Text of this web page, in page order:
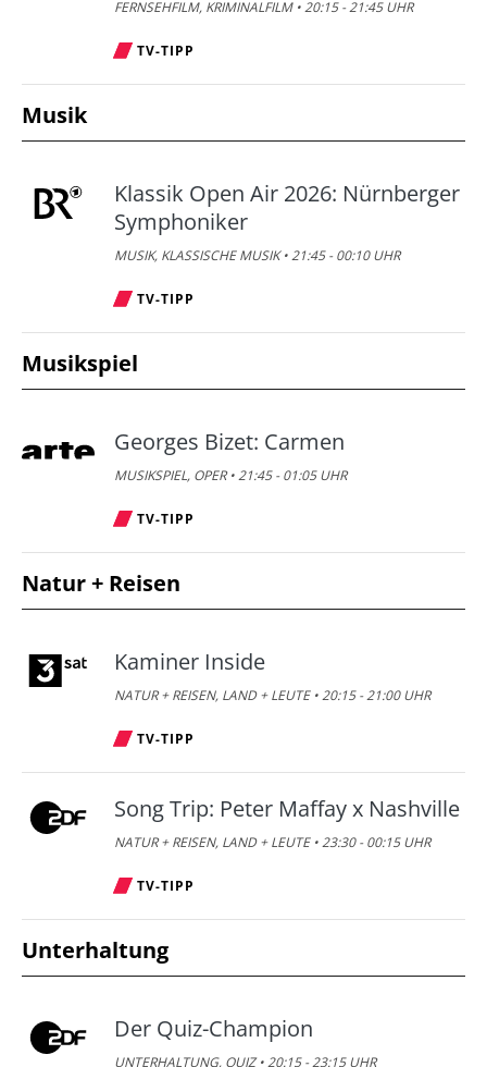
FERNSEHFILM, KRIMINALFILM • 20:15 - 21:45 UHR
TV-TIPP
Musik
Klassik Open Air 2026: Nürnberger
Symphoniker
MUSIK, KLASSISCHE MUSIK • 21:45 - 00:10 UHR
TV-TIPP
Musikspiel
Georges Bizet: Carmen
MUSIKSPIEL, OPER • 21:45 - 01:05 UHR
TV-TIPP
Natur + Reisen
Kaminer Inside
NATUR + REISEN, LAND + LEUTE • 20:15 - 21:00 UHR
TV-TIPP
Song Trip: Peter Maffay x Nashville
NATUR + REISEN, LAND + LEUTE • 23:30 - 00:15 UHR
TV-TIPP
Unterhaltung
Der Quiz-Champion
UNTERHALTUNG, QUIZ • 20:15 - 23:15 UHR